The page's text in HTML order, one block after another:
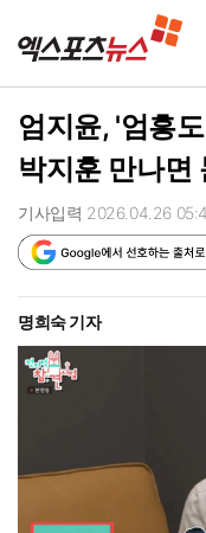
엄지윤, '엄흥
박지훈 만나면
기사입력 2026.04.26
명희숙 기자